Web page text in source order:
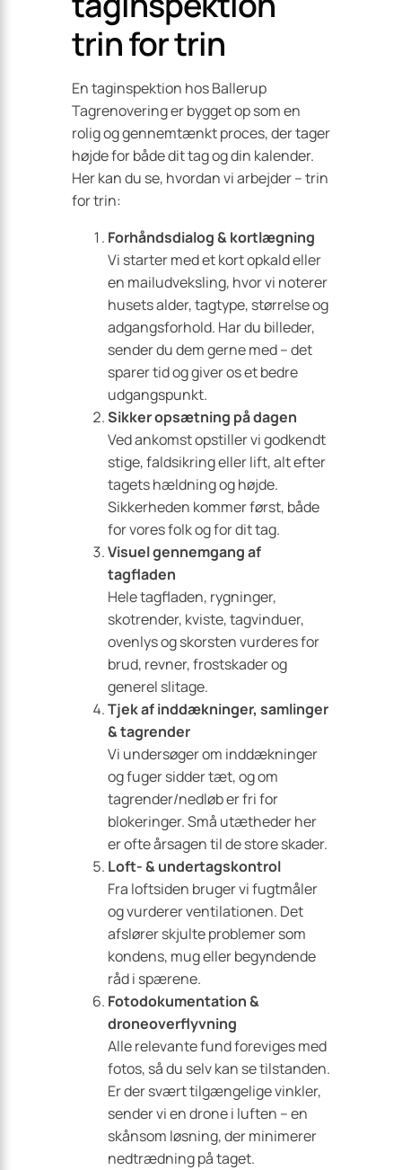
trin for trin
En taginspektion hos Ballerup
Tagrenovering er bygget op som en
rolig og gennemtænkt proces, der tager
højde for både dit tag og din kalender.
Her kan du se, hvordan vi arbejder – trin
for trin:
Forhåndsdialog & kortlægning
Vi starter med et kort opkald eller
en mailudveksling, hvor vi noterer
husets alder, tagtype, størrelse og
adgangsforhold. Har du billeder,
sender du dem gerne med – det
sparer tid og giver os et bedre
udgangspunkt.
Sikker opsætning på dagen
Ved ankomst opstiller vi godkendt
stige, faldsikring eller lift, alt efter
tagets hældning og højde.
Sikkerheden kommer først, både
for vores folk og for dit tag.
Visuel gennemgang af
tagfladen
Hele tagfladen, rygninger,
skotrender, kviste, tagvinduer,
ovenlys og skorsten vurderes for
brud, revner, frostskader og
generel slitage.
Tjek af inddækninger, samlinger
& tagrender
Vi undersøger om inddækninger
og fuger sidder tæt, og om
tagrender/nedløb er fri for
blokeringer. Små utætheder her
er ofte årsagen til de store skader.
Loft- & undertagskontrol
Fra loftsiden bruger vi fugtmåler
og vurderer ventilationen. Det
afslører skjulte problemer som
kondens, mug eller begyndende
råd i spærene.
Fotodokumentation &
droneoverflyvning
Alle relevante fund foreviges med
fotos, så du selv kan se tilstanden.
Er der svært tilgængelige vinkler,
sender vi en drone i luften – en
skånsom løsning, der minimerer
nedtrædning på taget.